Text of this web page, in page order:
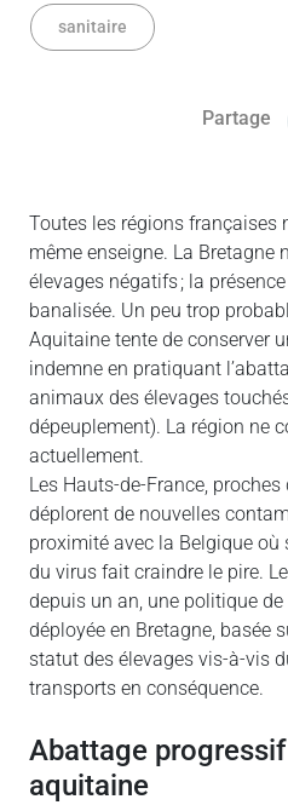
sanitaire
Partage
Toutes les régions françaises
même enseigne. La Bretagne
élevages négatifs ; la
banalisée. Un peu trop
Aquitaine tente de conserver
indemne en pratiquant
animaux des élevages
dépeuplement). La région ne
actuellement.
Les Hauts-de-France,
déplorent de nouvelles
proximité avec la Belgique
du virus fait craindre le pire.
depuis un an, une politique
déployée en Bretagne, basée
statut des élevages vis-à-vis
transports en conséquence.
abattage progressif en nouvelle-
aquitaine